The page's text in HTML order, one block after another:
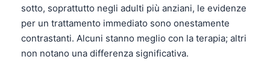
sotto, soprattutto negli adulti più anziani, le evidenze
per un trattamento immediato sono onestamente
contrastanti. Alcuni stanno meglio con la terapia; altri
non notano una differenza significativa.
Татар теле
Беларуская мова